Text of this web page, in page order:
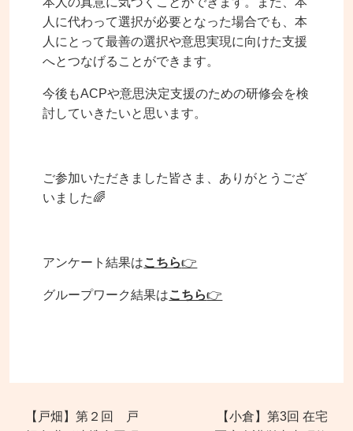
人に代わって選択が必要となった場合でも、本
人にとって最善の選択や意思実現に向けた支援
へとつなげることができます。
今後もACPや意思決定支援のための研修会を検
討していきたいと思います。
ご参加いただきました皆さま、ありがとうござ
いました🌈
アンケート結果はこちら👉
グループワーク結果はこちら👉
【戸畑】第２回 戸
【小倉】第3回 在宅